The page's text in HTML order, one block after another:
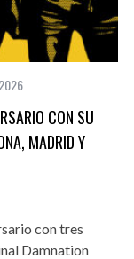
CON SU
MADRID Y
con tres
Damnation